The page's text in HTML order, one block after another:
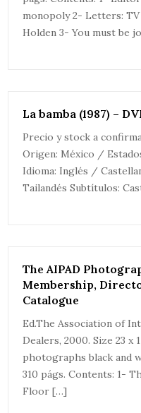
monopoly 2- Letters: TV
Holden 3- You must be
La bamba (1987) –
Precio y stock a
Origen: México /
Idioma: Inglés /
Tailandés Subtítulos:
The AIPAD
Membership,
Catalogue
Ed.The Association of
Dealers, 2000. Size 23 x
photographs black and
310 págs. Contents: 1-
Floor […]